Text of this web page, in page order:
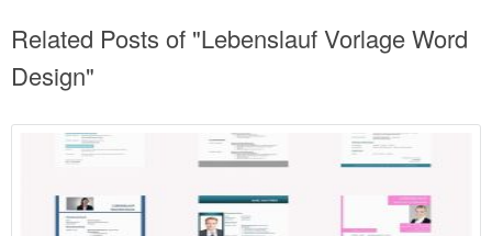
Related Posts of "Lebenslauf Vorlage Word
Design"